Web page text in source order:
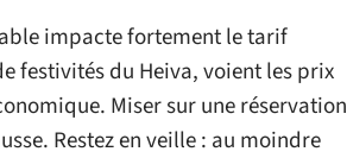
impacte fortement le tarif
festivités du Heiva, voient les prix
Miser sur une réservation
Restez en veille : au moindre